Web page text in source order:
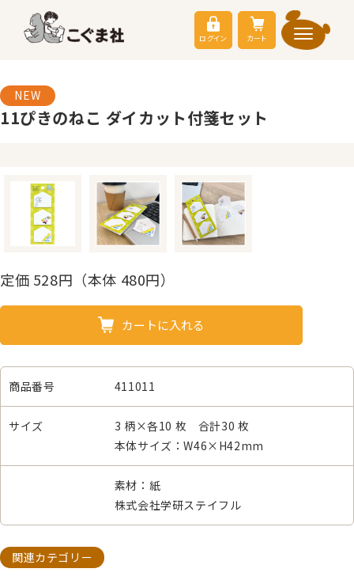
ログイン カート
NEW
11ぴきのねこ ダイカット付箋セット
定価 528円（本体 480円）
カートに入れる
商品番号 411011
サイズ
3 柄×各10 枚 合計30 枚
本体サイズ：W46×H42mm
素材：紙
株式会社学研ステイフル
関連カテゴリー